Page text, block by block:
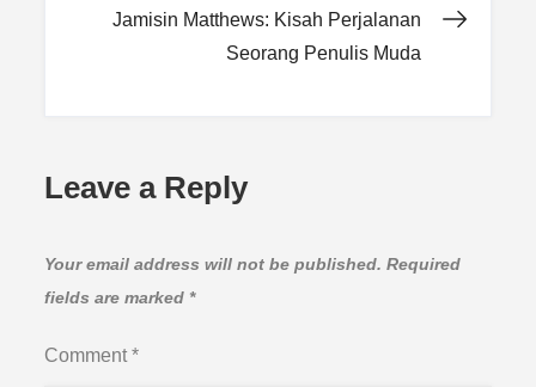
Jamisin Matthews: Kisah Perjalanan
Seorang Penulis Muda
Leave a Reply
Your email address will not be published. Required
fields are marked *
Comment*